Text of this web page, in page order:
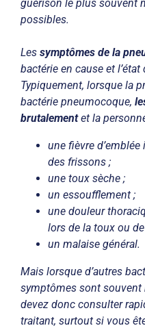
guérison le plus souvent
possibles.
Les symptômes de la
bactérie en cause et
Typiquement, lorsque la
bactérie pneumocoque,
brutalementet la
une fièvre
des frissons ;
une toux sèche ;
un essoufflement ;
une douleur
lors de la toux ou
un malaise général.
Mais lorsque d’autres
symptômes sont
devez donc consulter
traitant, surtout si vous